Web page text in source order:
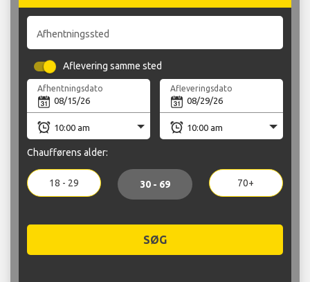
Afhentningssted
Aflevering samme sted
Afhentningsdato Afleveringsdato
Chaufførens alder:
18 - 29 30 - 69 70+
SØG